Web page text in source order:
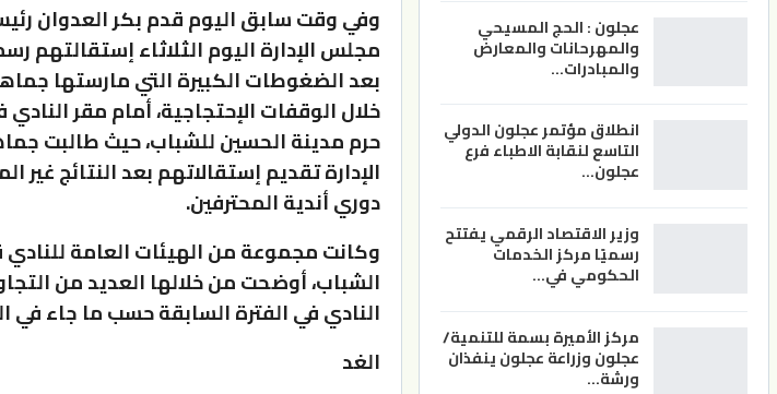
وفي وقت سابق اليوم قدم بكر العدوان
مجلس الإدارة اليوم الثلاثاء إستقالتهم
بعد الضغوطات الكبيرة التي مارستها
خلال الوقفات الإحتجاجية، أمام مقر
حرم مدينة الحسين للشباب، حيث طالبت
الإدارة تقديم إستقالاتهم بعد النتائج
دوري أندية المحترفين.
وكانت مجموعة من الهيئات العامة
الشباب، أوضحت من خلالها العديد من
النادي في الفترة السابقة حسب ما جاء
الغد
عجلون : الحج المسيحي
والمهرحانات والمعارض
والمبادرات…
انطلاق مؤتمر عجلون الدولي
التاسع لنقابة الاطباء فرع
عجلون…
وزير الاقتصاد الرقمي يفتتح
رسميًا مركز الخدمات
الحكومي في…
مركز الأميرة بسمة للتنمية/
عجلون وزراعة عجلون ينفذان
ورشة…